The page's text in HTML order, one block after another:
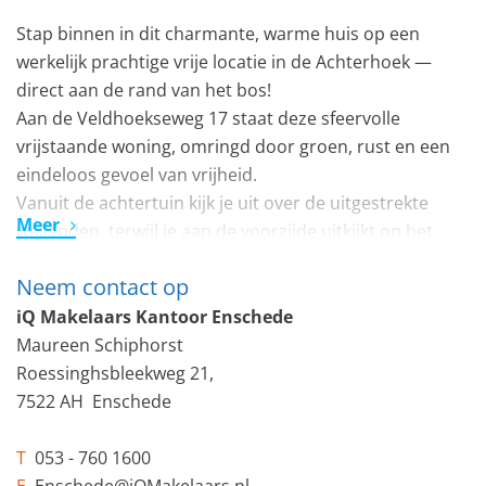
Stap binnen in dit charmante, warme huis op een
werkelijk prachtige vrije locatie in de Achterhoek —
direct aan de rand van het bos!
Aan de Veldhoekseweg 17 staat deze sfeervolle
vrijstaande woning, omringd door groen, rust en een
eindeloos gevoel van vrijheid.
Vanuit de achtertuin kijk je uit over de uitgestrekte
weilanden, terwijl je aan de voorzijde uitkijkt op het
samenkomen.
Gelegen in het bosrijke buitengebied van Hengelo
(GLD) en gesitueerd op een royaal perceel van 673 m²,
biedt deze woning de ultieme combinatie van landelijk
En toch ben je slechts enkele minuten verwijderd van
Meer
Neem contact op
iQ Makelaars Kantoor Enschede
Maureen Schiphorst
Roessinghsbleekweg 21,
7522 AH Enschede
T 053 - 760 1600